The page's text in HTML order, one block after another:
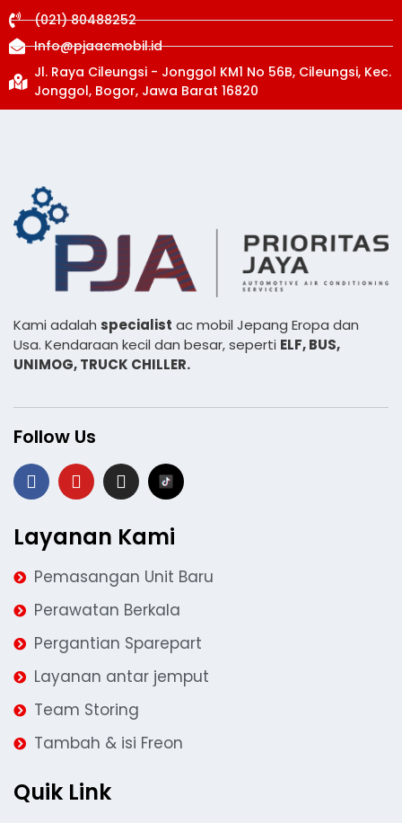
(021) 80488252
Info@pjaacmobil.id
Jl. Raya Cileungsi - Jonggol KM1 No 56B, Cileungsi, Kec.
Jonggol, Bogor, Jawa Barat 16820
Kami adalah specialist ac mobil Jepang Eropa dan
Usa. Kendaraan kecil dan besar, seperti ELF, BUS,
UNIMOG, TRUCK CHILLER.
Follow Us
Layanan Kami
Pemasangan Unit Baru
Perawatan Berkala
Pergantian Sparepart
Layanan antar jemput
Team Storing
Tambah & isi Freon
Quik Link